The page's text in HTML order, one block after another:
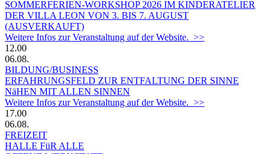
SOMMERFERIEN-WORKSHOP 2026 IM KINDERATELIER
DER VILLA LEON VON 3. BIS 7. AUGUST
(AUSVERKAUFT)
Weitere Infos zur Veranstaltung auf der Website. >>
12.00
06.08.
BILDUNG/BUSINESS
ERFAHRUNGSFELD ZUR ENTFALTUNG DER SINNE
NäHEN MIT ALLEN SINNEN
Weitere Infos zur Veranstaltung auf der Website. >>
17.00
06.08.
FREIZEIT
HALLE FüR ALLE